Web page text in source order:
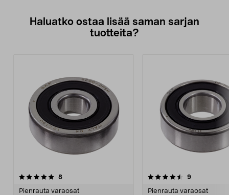
Haluatko ostaa lisää saman sarjan
tuotteita?
8arvostelut
Pienrauta varaosat
4.5viidestä
9arvostelut
Pienrauta varaosat
4.0viidestä